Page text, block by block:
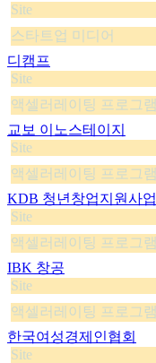
Site
스타트업 미디어
디캠프
Site
액셀러레이팅 프로그램
교보 이노스테이지
Site
액셀러레이팅 프로그램
KDB 청년창업지원사업
Site
액셀러레이팅 프로그램
IBK 창공
Site
액셀러레이팅 프로그램
한국여성경제인협회
Site